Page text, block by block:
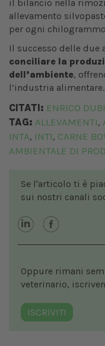
il bilancio nella
allevamento
per ogni
Il successo delle due
conciliare la
dell’ambiente,
l’industria alimentare.
CITATI: ENRICO
TAG: ALLEVAMENTI,
INTA, INTI, CARNE
AMBIENTALE DI
Se l'articolo ti è
sui nostri canali
Oppure rimani
veterinario,
ISCRIVITI